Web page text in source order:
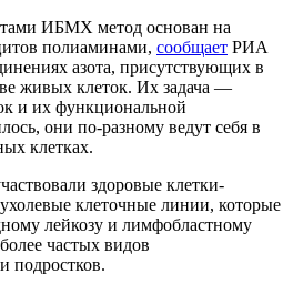
ИБМХ метод основан на
полиаминами, сообщает РИА
азота, присутствующих в
живых клеток. Их задача —
и их функциональной
они по-разному ведут себя в
клетках.
здоровые клетки-
клеточные линии, которые
лейкозу и лимфобластному
частых видов
подростков.